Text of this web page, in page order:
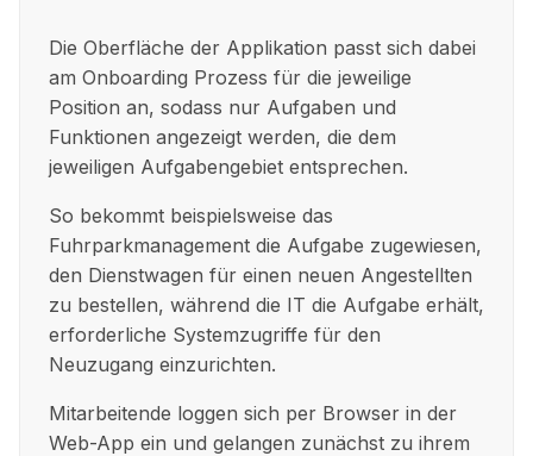
Die Oberfläche der Applikation passt sich dabei
am Onboarding Prozess für die jeweilige
Position an, sodass nur Aufgaben und
Funktionen angezeigt werden, die dem
jeweiligen Aufgabengebiet entsprechen.
So bekommt beispielsweise das
Fuhrparkmanagement die Aufgabe zugewiesen,
den Dienstwagen für einen neuen Angestellten
zu bestellen, während die IT die Aufgabe erhält,
erforderliche Systemzugriffe für den
Neuzugang einzurichten.
Mitarbeitende loggen sich per Browser in der
Web-App ein und gelangen zunächst zu ihrem